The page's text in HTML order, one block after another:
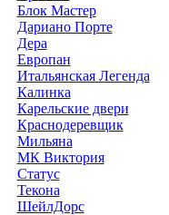
Блок Мастер
Дариано Порте
Дера
Европан
Итальянская Легенда
Калинка
Карельские двери
Краснодеревщик
Мильяна
МК Виктория
Статус
Текона
ШейлДорс